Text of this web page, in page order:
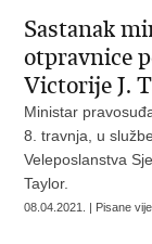
Sastanak
otpravnice
Victorije J.
Ministar
8. travnja, u
Veleposlanstva
Taylor.
08.04.2021. | Pisane